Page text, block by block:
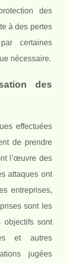
des
à des pertes
certaines
nécessaire.
des
effectuées
de prendre
l’œuvre des
attaques ont
entreprises,
sont les
objectifs sont
et autres
jugées